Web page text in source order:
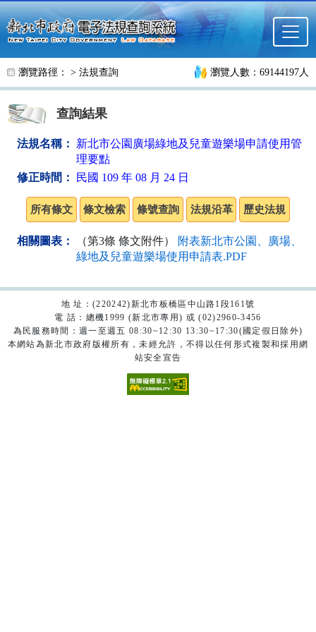
跳至主要內容
瀏覽路徑： > 法規查詢 瀏覽人數：69144197人
查詢結果
法規名稱：
新北市公園廣場綠地及兒童遊樂場申請使用管
理要點
修正時間：
民國 109 年 08 月 24 日
相關圖表： （第3條 條文附件）
附表新北市公園、廣場、
綠地及兒童遊樂場使用申請表.PDF
地 址：(220242)新北市板橋區中山路1段161號
電 話：總機1999 (新北市專用) 或 (02)2960-3456
為民服務時間：週一至週五 08:30~12:30 13:30~17:30(國定假日除外)
本網站為新北市政府版權所有，未經允許，不得以任何形式複製和採用網
站安全宣告